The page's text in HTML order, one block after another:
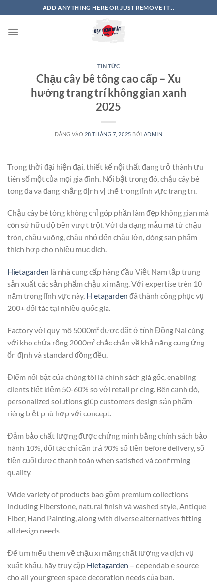
qua
nội
ADD ANYTHING HERE OR JUST REMOVE IT...
TIN TỨC
Chậu cây bê tông cao cấp – Xu
hướng trang trí không gian xanh
2025
ĐĂNG VÀO 28 THÁNG 7, 2025 BỞI ADMIN
Trong thời đại hiện đại, thiết kế nội thất đang trở thành ưu
tiên số một của mọi gia đình. Nổi bật trong đó, chậu cây bê
tông đã và đang khẳng định vị thế trong lĩnh vực trang trí.
Chậu cây bê tông không chỉ góp phần làm đẹp không gian mà
còn sở hữu độ bền vượt trội. Với đa dạng mẫu mã từ chậu
tròn, chậu vuông, chậu nhỏ đến chậu lớn, dòng sản phẩm
thích hợp cho nhiều mục đích.
Hietagarden là nhà cung cấp hàng đầu Việt Nam tập trung
sản xuất các sản phẩm chậu xi măng. Với expertise trên 10
năm trong lĩnh vực này, Hietagarden đã thành công phục vụ
200+ đối tác tại nhiều quốc gia.
Factory với quy mô 5000m² được đặt ở tỉnh Đồng Nai cùng
với kho chứa rộng 2000m² chắc chắn về khả năng cung ứng
ổn định và standard đồng đều.
Điểm nổi bật của chúng tôi là chính sách giá gốc, enabling
clients tiết kiệm 50-60% so với retail pricing. Bên cạnh đó,
personalized solutions giúp customers design sản phẩm
riêng biệt phù hợp với concept.
Đảm bảo chất lượng được chứng minh bằng chính sách bảo
hành 10%, đối tác chỉ cần trả 90% số tiền before delivery, số
tiền cuối được thanh toán when satisfied và confirming
quality.
Wide variety of products bao gồm premium collections
including Fiberstone, natural finish và washed style, Antique
Fiber, Hand Painting, along with diverse alternatives fitting
all design needs.
Để tìm hiểu thêm về chậu xi măng chất lượng và dịch vụ
xuất khẩu, hãy truy cập Hietagarden – dependable source
cho all your green space decoration needs của bạn.